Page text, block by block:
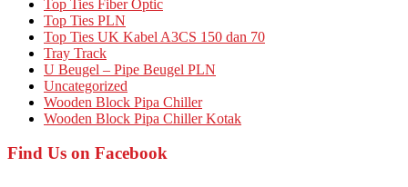
Top Ties Fiber Optic
Top Ties PLN
Top Ties UK Kabel A3CS 150 dan 70
Tray Track
U Beugel – Pipe Beugel PLN
Uncategorized
Wooden Block Pipa Chiller
Wooden Block Pipa Chiller Kotak
Find Us on Facebook